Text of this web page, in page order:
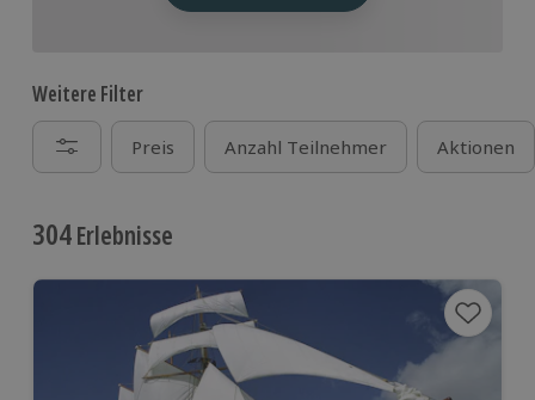
Weitere Filter
Preis Anzahl Teilnehmer Aktionen
304Erlebnisse